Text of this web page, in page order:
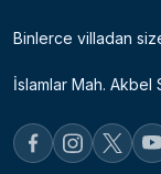
Binlerce villadan
İslamlar Mah. Akbel